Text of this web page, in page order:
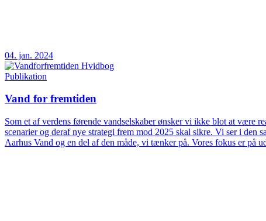
04. jan. 2024
Publikation
Vand for fremtiden
Som et af verdens førende vandselskaber ønsker vi ikke blot at være
scenarier og deraf nye strategi frem mod 2025 skal sikre. Vi ser i
Aarhus Vand og en del af den måde, vi tænker på. Vores fokus er på